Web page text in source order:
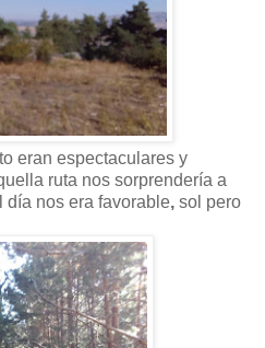
eran espectaculares y
ruta nos sorprendería a
día nos era favorable, sol pero